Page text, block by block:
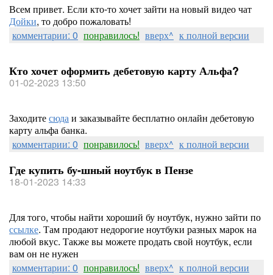
Всем привет. Если кто-то хочет зайти на новый видео чат
Дойки, то добро пожаловать!
комментарии: 0 понравилось! вверх^ к полной версии
Кто хочет оформить дебетовую карту Альфа?
01-02-2023 13:50
Заходитесюдаи заказывайте бесплатно онлайн дебетовую
карту альфа банка.
комментарии: 0 понравилось! вверх^ к полной версии
Где купить бу-шный ноутбук в Пензе
18-01-2023 14:33
Для того, чтобы найти хороший бу ноутбук, нужно зайти по
ссылке. Там продают недорогие ноутбуки разных марок на
любой вкус. Также вы можете продать свой ноутбук, если
вам он не нужен
комментарии: 0 понравилось! вверх^ к полной версии